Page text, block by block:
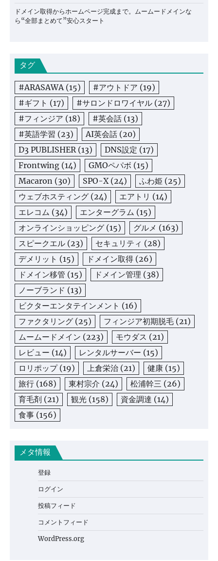
ドメイン取得からホームページ完成まで。ムームードメインな
ら“全部まとめて”安心スタート
タグ
#ARASAWA(15) #アウトドア (19)
#ギフト (17) #サロンドロワイヤル (27)
#フィンジア (18) #英会話 (13)
#英語学習 (23) AI英会話 (20)
D3 PUBLISHER(13) DNS設定 (17)
Frontwing (14) GMOペパボ (15)
Macaron (30) SPO-X(24) ふわ姫 (25)
ウェブホスティング (24) エアトリ (14)
エレコム (34) エンターグラム (15)
オンラインショッピング (15) グルメ (163)
スピークエル (23) セキュリティ (28)
デメリット (15) ドメイン取得 (26)
ドメイン移管 (15) ドメイン管理 (38)
ノーブランド (13)
ビクターエンタテインメント (16)
ファクタリング (25) フィンジア初期脱毛 (21)
ムームードメイン (223) モウダス (21)
レビュー (14) レンタルサーバー (15)
ロリポップ(19) 上倉栄治 (21) 健康 (15)
旅行 (168) 東村宗介 (24) 松浦幹三 (26)
育毛剤 (21) 観光 (158) 資金調達 (14)
食事 (156)
メタ情報
登録
ログイン
投稿フィード
コメントフィード
WordPress.org